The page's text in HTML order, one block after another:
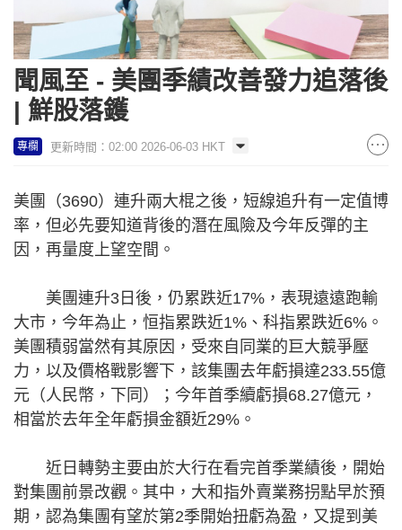
聞風至 - 美團季績改善發力追落後
| 鮮股落鑊
專欄 更新時間：02:00 2026-06-03 HKT
美團（3690）連升兩大棍之後，短線追升有一定值博
率，但必先要知道背後的潛在風險及今年反彈的主
因，再量度上望空間。
美團連升3日後，仍累跌近17%，表現遠遠跑輸
大市，今年為止，恒指累跌近1%、科指累跌近6%。
美團積弱當然有其原因，受來自同業的巨大競爭壓
力，以及價格戰影響下，該集團去年虧損達233.55億
元（人民幣，下同）；今年首季續虧損68.27億元，
相當於去年全年虧損金額近29%。
近日轉勢主要由於大行在看完首季業績後，開始
對集團前景改觀。其中，大和指外賣業務拐點早於預
期，認為集團有望於第2季開始扭虧為盈，又提到美